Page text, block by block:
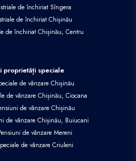
de închiriat Sîngera
de închiriat Chișinău
de închiriat Chișinău, Centru
proprietăți speciale
de vânzare Chișinău
de vânzare Chișinău, Ciocana
de vânzare Chișinău
de vânzare Chișinău, Buiucani
de vânzare Mereni
de vânzare Criuleni